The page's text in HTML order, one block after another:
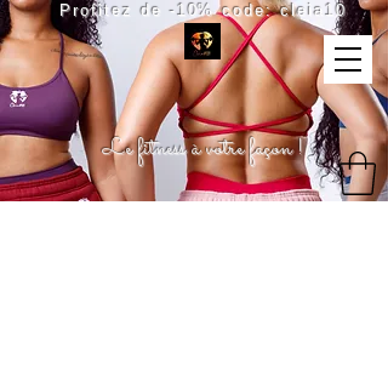
Profitez de -10% code: cleia10
Le fitness à votre façon !